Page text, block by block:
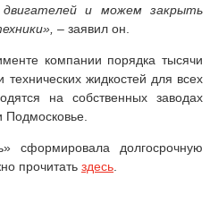
двигателей и можем закрыть
– заявил он.
компании порядка тысячи
жидкостей для всех
на собственных заводах
сформировала долгосрочную
прочитать здесь